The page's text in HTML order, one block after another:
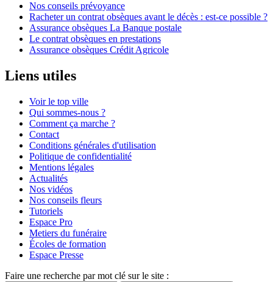
Nos conseils prévoyance
Racheter un contrat obsèques avant le décès : est-ce possible ?
Assurance obsèques La Banque postale
Le contrat obsèques en prestations
Assurance obsèques Crédit Agricole
Liens utiles
Voir le top ville
Qui sommes-nous ?
Comment ça marche ?
Contact
Conditions générales d'utilisation
Politique de confidentialité
Mentions légales
Actualités
Nos vidéos
Nos conseils fleurs
Tutoriels
Espace Pro
Metiers du funéraire
Écoles de formation
Espace Presse
Faire une recherche par mot clé sur le site :